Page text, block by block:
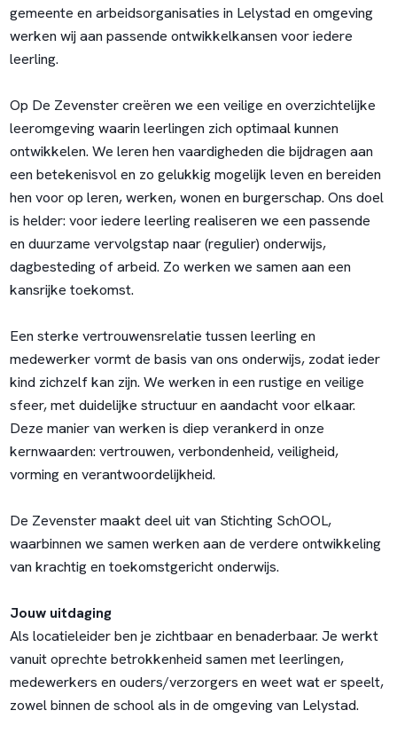
gemeente en arbeidsorganisaties in Lelystad en omgeving
werken wij aan passende ontwikkelkansen voor iedere
leerling.
Op De Zevenster creëren we een veilige en overzichtelijke
leeromgeving waarin leerlingen zich optimaal kunnen
ontwikkelen. We leren hen vaardigheden die bijdragen aan
een betekenisvol en zo gelukkig mogelijk leven en bereiden
hen voor op leren, werken, wonen en burgerschap. Ons doel
is helder: voor iedere leerling realiseren we een passende
en duurzame vervolgstap naar (regulier) onderwijs,
dagbesteding of arbeid. Zo werken we samen aan een
kansrijke toekomst.
Een sterke vertrouwensrelatie tussen leerling en
medewerker vormt de basis van ons onderwijs, zodat ieder
kind zichzelf kan zijn. We werken in een rustige en veilige
sfeer, met duidelijke structuur en aandacht voor elkaar.
Deze manier van werken is diep verankerd in onze
kernwaarden: vertrouwen, verbondenheid, veiligheid,
vorming en verantwoordelijkheid.
De Zevenster maakt deel uit van Stichting SchOOL,
waarbinnen we samen werken aan de verdere ontwikkeling
van krachtig en toekomstgericht onderwijs.
Jouw uitdaging
Als locatieleider ben je zichtbaar en benaderbaar. Je werkt
vanuit oprechte betrokkenheid samen met leerlingen,
medewerkers en ouders/verzorgers en weet wat er speelt,
zowel binnen de school als in de omgeving van Lelystad.